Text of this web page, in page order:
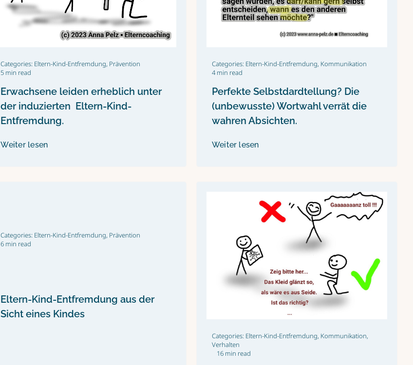
Categories: Eltern-Kind-Entfremdung, Prävention
5 min read
Erwachsene leiden erheblich unter
der induzierten Eltern-Kind-
Entfremdung.
Weiter lesen
Categories: Eltern-Kind-Entfremdung, Kommunikation
4 min read
Perfekte Selbstdardtellung? Die
(unbewusste) Wortwahl verrät die
wahren Absichten.
Weiter lesen
Categories: Eltern-Kind-Entfremdung, Prävention
6 min read
Eltern-Kind-Entfremdung aus der
Sicht eines Kindes
Categories: Eltern-Kind-Entfremdung, Kommunikation,
Verhalten
16 min read